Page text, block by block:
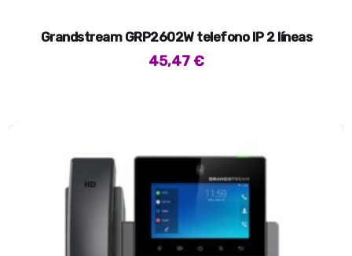
Grandstream GRP2602W telefono IP 2 líneas
45,47€